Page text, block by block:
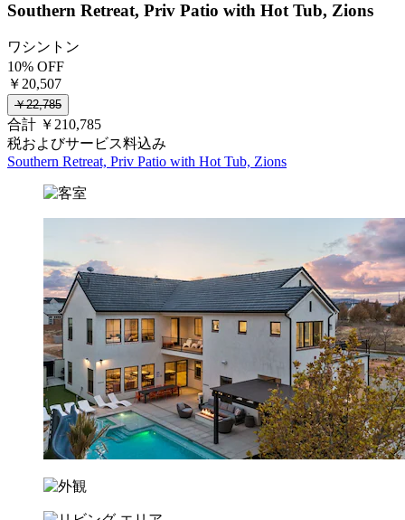
Southern Retreat, Priv Patio with Hot Tub, Zions
ワシントン
10% OFF
￥20,507
￥22,785
合計 ￥210,785
税およびサービス料込み
Southern Retreat, Priv Patio with Hot Tub, Zions